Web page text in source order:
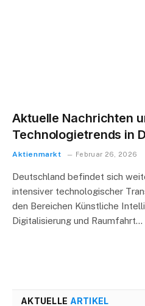
Aktuelle Nachrichten
Technologietrends in
Aktienmarkt Februar 26, 2026
Deutschland befindet sich
intensiver technologischer
den Bereichen Künstliche
Digitalisierung und Raumfahrt…
AKTUELLE ARTIKEL